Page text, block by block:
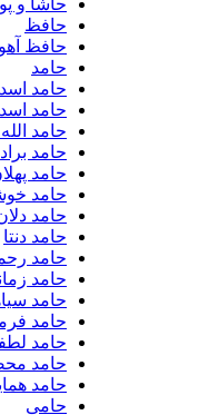
حافظ آهودشتی
حامد اسدالهی
حامد اسدی
حامد الله یاری
حامد برادران
حامد پهلان
حامد خوشابی
حامد دلان
حامد دنتا
حامد رحمانی
حامد زمانی
حامد سیاهی
حامد فرمند
حامد لطفی
حامد محضرنیا
حامد همایون